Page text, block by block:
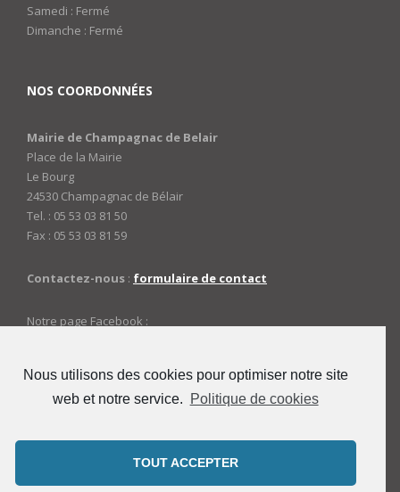
Nous utilisons des cookies pour optimiser notre site
web et notre service.
Politique de cookies
TOUT ACCEPTER
Samedi : Fermé
Dimanche : Fermé
NOS COORDONNÉES
Mairie de Champagnac de Belair
Place de la Mairie
Le Bourg
24530 Champagnac de Bélair
Tel. : 05 53 03 81 50
Fax : 05 53 03 81 59
Contactez-nous : formulaire de contact
Notre page Facebook :
ACCES ADMINISTRATEURS